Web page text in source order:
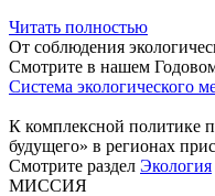
Читать полностью
От соблюдения
Смотрите в нашем Годовом
Система экологического
К комплексной политике
будущего» в регионах
Смотрите раздел Экология
МИССИЯ